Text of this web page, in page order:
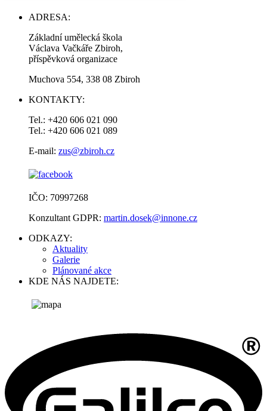
ADRESA:
Základní umělecká škola
Václava Vačkáře Zbiroh,
příspěvková organizace
Muchova 554, 338 08 Zbiroh
KONTAKTY:
Tel.: +420 606 021 090
Tel.: +420 606 021 089
E-mail: zus@zbiroh.cz
IČO: 70997268
Konzultant GDPR: martin.dosek@innone.cz
ODKAZY:
Aktuality
Galerie
Plánované akce
KDE NÁS NAJDETE: